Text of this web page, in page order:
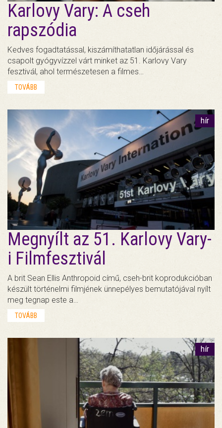
Karlovy Vary: A cseh
rapszódia
Kedves fogadtatással, kiszámíthatatlan időjárással és
csapolt gyógyvízzel várt minket az 51. Karlovy Vary
fesztivál, ahol természetesen a filmes…
TOVÁBB
hír
Megnyílt az 51. Karlovy Vary-
i Filmfesztivál
A brit Sean Ellis Anthropoid című, cseh-brit koprodukcióban
készült történelmi filmjének ünnepélyes bemutatójával nyílt
meg tegnap este a…
TOVÁBB
hír